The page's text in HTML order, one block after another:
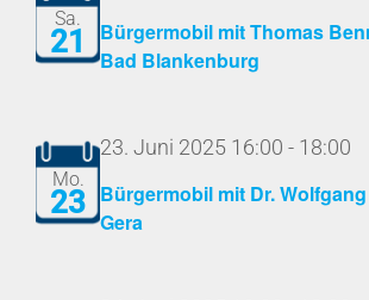
Sa.
21
Bürgermobil mit Thomas
Bad Blankenburg
Mo.
23 Bürgermobil mit Dr.
Gera
23. Juni 2025 16:00 - 18:00